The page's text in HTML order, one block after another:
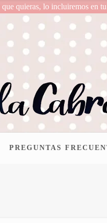
quieras, lo incluiremos en
PREGUNTAS